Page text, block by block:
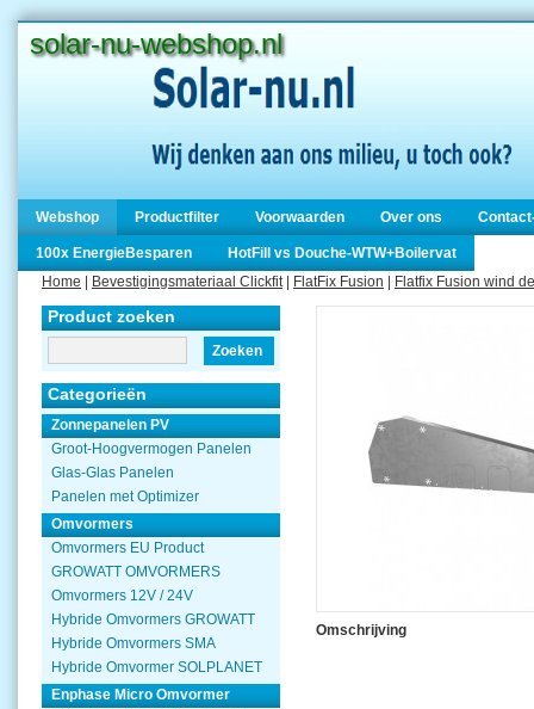
solar-nu-webshop.nl
Webshop Productfilter Voorwaarden Over ons
100x EnergieBesparen
HotFill vs Douche-WTW+Boilervat
Home
Bevestigingsmateriaal Clickfit| FlatFix Fusion Flatfix Fusion wind
Product zoeken
Zoeken
Categorieën
Zonnepanelen PV
Groot-Hoogvermogen Panelen
Glas-Glas Panelen
Panelen met Optimizer
Omvormers
Omvormers EU Product
GROWATT OMVORMERS
Omvormers 12V / 24V
Hybride Omvormers GROWATT
Hybride Omvormers SMA
Hybride Omvormer SOLPLANET
Enphase Micro Omvormer
Omschrijving